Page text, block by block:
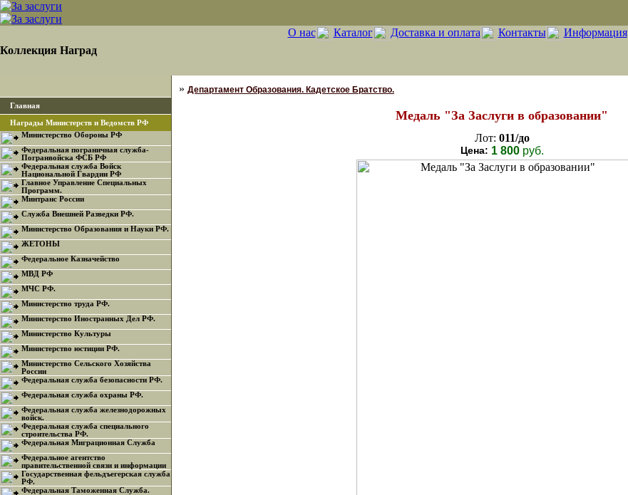
Коллекция Наград
О нас Каталог Доставка и оплата Контакты Информация
Главная
Награды Министерств и Ведомств РФ
Министерство Обороны РФ
Федеральная пограничная служба-
Погранвойска ФСБ РФ
Федеральная служба Войск
Национальной Гвардии РФ
Главное Управление Специальных
Программ.
Минтранс России
Служба Внешней Разведки РФ.
Министерство Образования и Науки РФ.
ЖЕТОНЫ
Федеральное Казначейство
МВД РФ
МЧС РФ.
Министерство труда РФ.
Министерство Иностранных Дел РФ.
Министерство Культуры
Министерство юстиции РФ.
Министерство Сельского Хозяйства
России
Федеральная служба безопасности РФ.
Федеральная служба охраны РФ.
Федеральная служба железнодорожных
войск.
Федеральная служба специального
строительства РФ.
Федеральная Миграционная Служба
Федеральное агентство
правительственной связи и информации
Государственная фельдъегерская служба
РФ.
Федеральная Таможенная Служба.
» Департамент Образования. Кадетское Братство.
Медаль "За Заслуги в образовании"
Лот: 011/до
Цена: 1 800руб.